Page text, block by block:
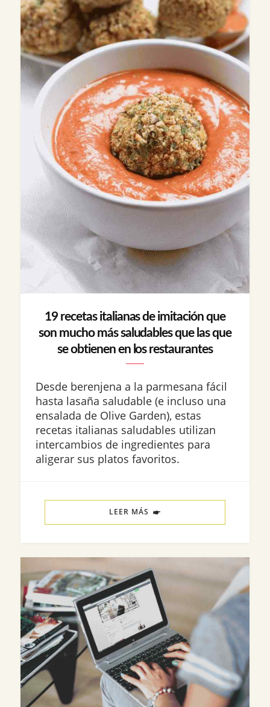
19 recetas italianas de imitación que
son mucho más saludables que las que
se obtienen en los restaurantes
Desde berenjena a la parmesana fácil
hasta lasaña saludable (e incluso una
ensalada de Olive Garden), estas
recetas italianas saludables utilizan
intercambios de ingredientes para
aligerar sus platos favoritos.
LEER MÁS